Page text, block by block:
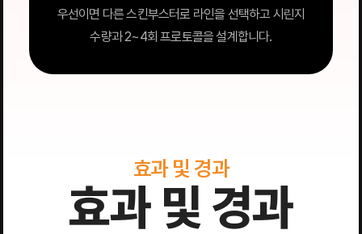
우선이면 다른 스킨부스터로 라인을 선택하고 시린지
수량과 2~4회 프로토콜을 설계합니다.
효과 및 경과
효과 및 경과